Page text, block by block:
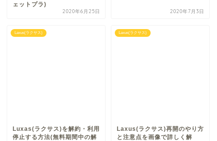
ェットプラ)
2020年6月25日 2020年7月3日
Laxus(ラクサス)
Luxas(ラクサス)を解約・利用
停止する方法(無料期間中の解
Laxus(ラクサス)
Laxus(ラクサス)再開のやり方
と注意点を画像で詳しく解